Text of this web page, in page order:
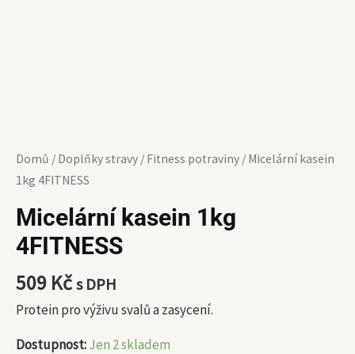
Domů / Doplňky stravy / Fitness potraviny / Micelární kasein
1kg 4FITNESS
Micelární kasein 1kg
4FITNESS
509 Kčs DPH
Protein pro výživu svalů a zasycení.
Dostupnost:Jen 2 skladem